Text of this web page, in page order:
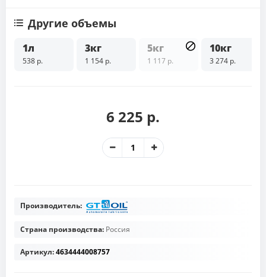
Другие объемы
1л
538 р.
3кг
1 154 р.
5кг
1 117 р.
10кг
3 274 р.
6 225 р.
Производитель:
Страна производства: Россия
Артикул:4634444008757